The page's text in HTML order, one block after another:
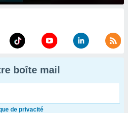
boîte mail
de privacité